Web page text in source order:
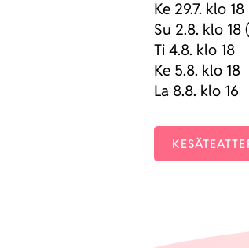
Ke 29.7. klo 18
Su 2.8. klo
Ti 4.8. klo 18
Ke 5.8. klo 18
La 8.8. klo 16